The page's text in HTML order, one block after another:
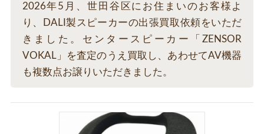
2026年5月、世田谷区にお住まいのお客様よ
り、DALI製スピーカーの出張買取依頼をいただ
きました。センタースピーカー「ZENSOR
VOKAL」を査定のうえ買取し、あわせてAV機器
も複数点お譲りいただきました。